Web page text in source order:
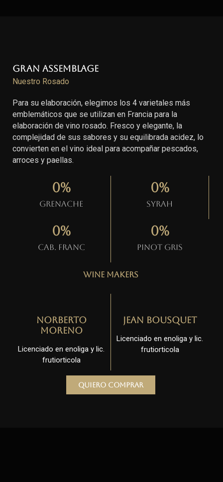
Gran Assemblage
Nuestro Rosado
Para su elaboración, elegimos los 4 varietales más
emblemáticos que se utilizan en Francia para la
elaboración de vino rosado. Fresco y elegante, la
complejidad de sus sabores y su equilibrada acidez, lo
convierten en el vino ideal para acompañar pescados,
arroces y paellas.
Grenache
0%
Syrah
0%
Cab. Franc
0%
Pinot gris
0%
Wine Makers
Norberto
Moreno
Licenciado en enoliga y lic.
frutiorticola
Jean Bousquet
Licenciado en enoliga y lic.
frutiorticola
Quiero comprar